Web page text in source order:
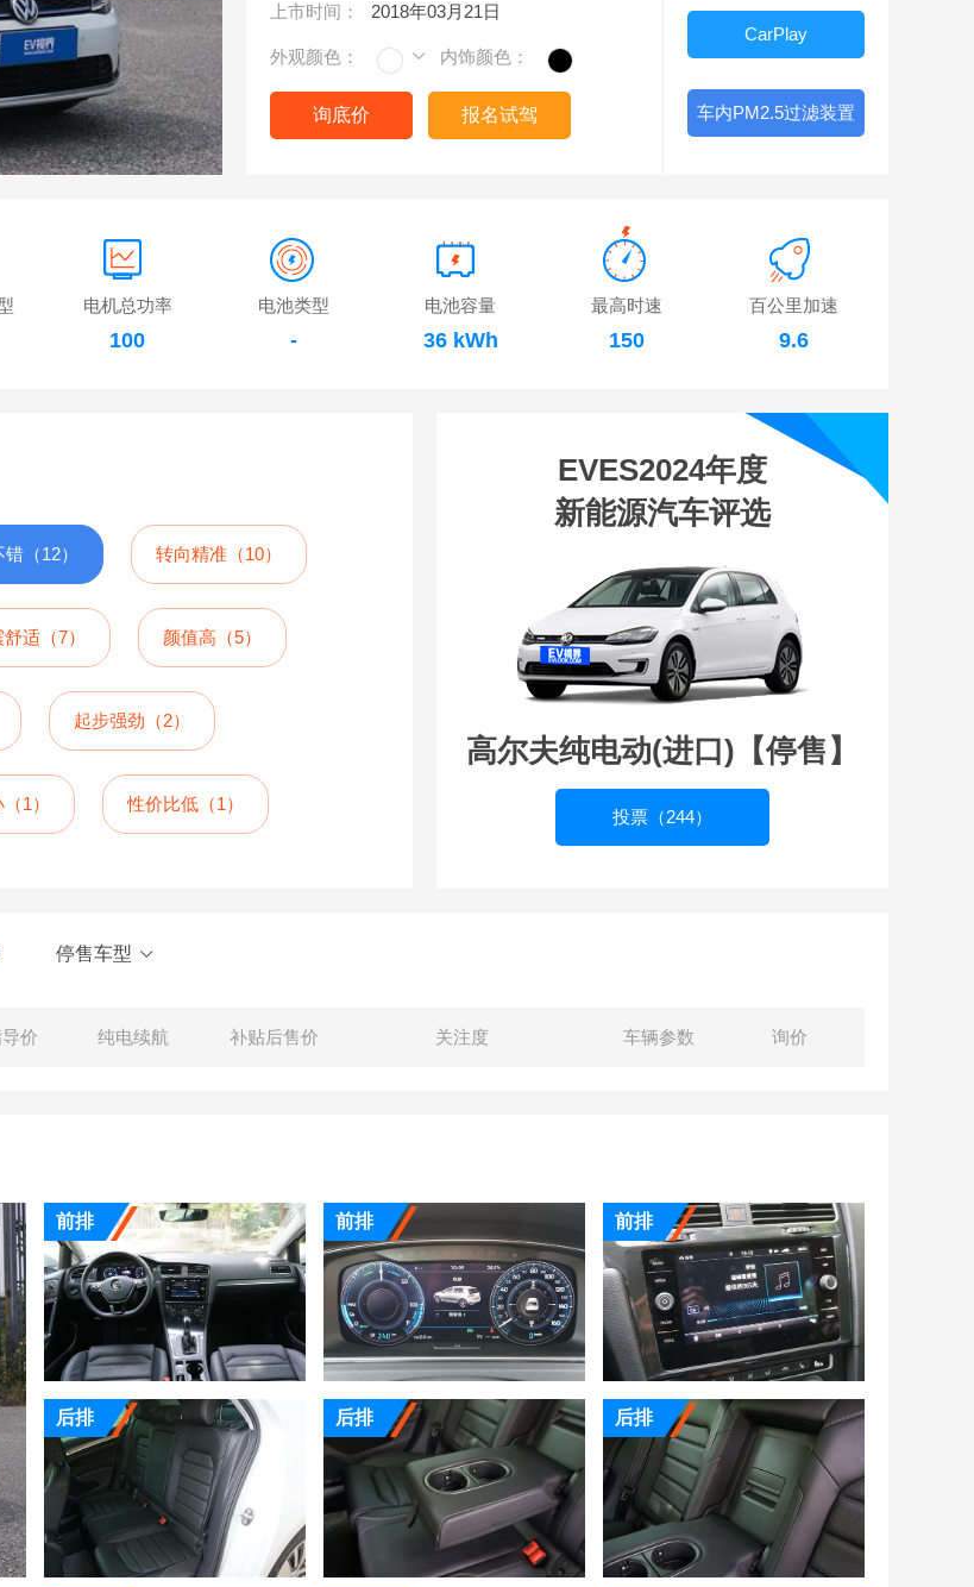
上市时间： 2018年03月21日
外观颜色： 内饰颜色：
询底价 报名试驾
CarPlay
车内PM2.5过滤装置
电机总功率
100
电池类型
-
电池容量
36 kWh
最高时速
150
百公里加速
9.6
（12） 转向精准（10）
适（7） 颜值高（5）
起步强劲（2）
1） 性价比低（1）
EVES2024年度
新能源汽车评选
高尔夫纯电动(进口)【停售】
投票（244）
停售车型
价 纯电续航 补贴后售价 关注度 车辆参数 询价
前排 前排 前排
后排 后排 后排